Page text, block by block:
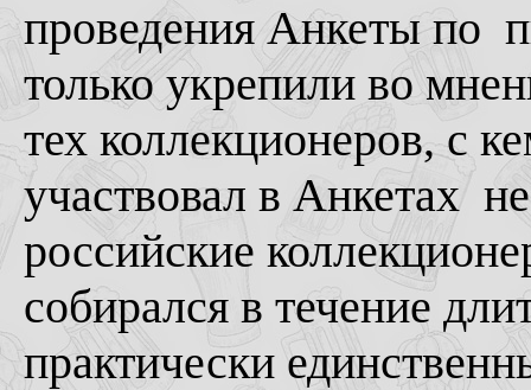
проведения Анкеты по
только укрепили во
тех коллекционеров, с
участвовал в Анкетах
российские
собирался в течение
практически